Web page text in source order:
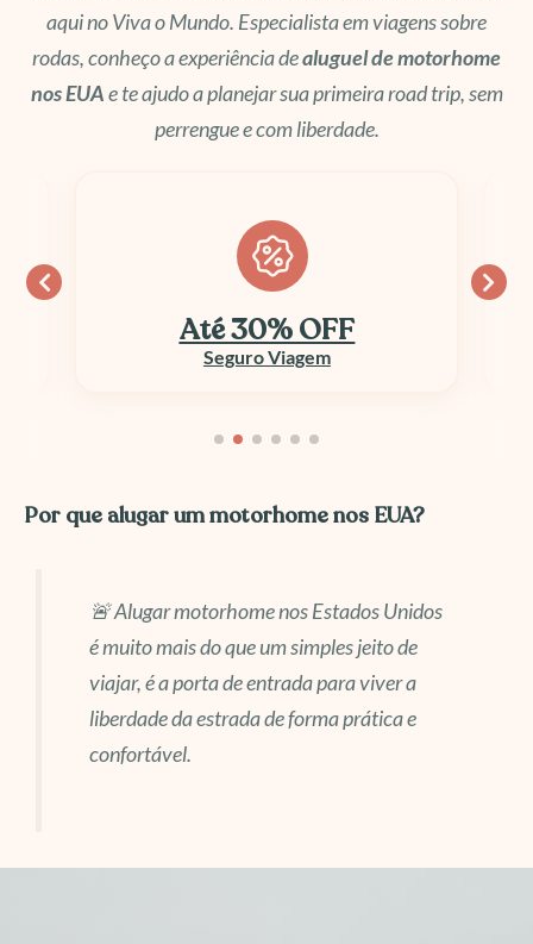
aqui no Viva o Mundo. Especialista em viagens sobre
rodas, conheço a experiência dealuguel de motorhome
nos EUAe te ajudo a planejar sua primeira road trip, sem
perrengue e com liberdade.
Até 30% OFF
Seguro Viagem
Por que alugar um motorhome nos EUA?
🚨 Alugar motorhome nos Estados Unidos
é muito mais do que um simples jeito de
viajar, é a porta de entrada para viver a
liberdade da estrada de forma prática e
confortável.